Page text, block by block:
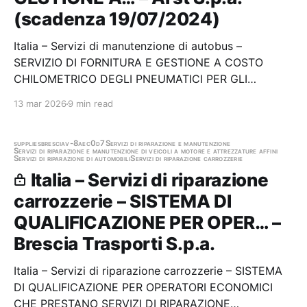
(scadenza 19/07/2024)
Italia – Servizi di manutenzione di autobus –
SERVIZIO DI FORNITURA E GESTIONE A COSTO
CHILOMETRICO DEGLI PNEUMATICI PER GLI
13 mar 2026 9 min read
suppliesbresciav-8aec0d7Servizi di riparazione e manutenzione
Servizi di riparazione e manutenzione di veicoli a motore e attrezzature affini
Servizi di riparazione di automobiliServizi di riparazione carrozzerie
Italia – Servizi di riparazione
carrozzerie – SISTEMA DI
QUALIFICAZIONE PER OPER… –
Brescia Trasporti S.p.a.
Italia – Servizi di riparazione carrozzerie – SISTEMA
DI QUALIFICAZIONE PER OPERATORI ECONOMICI
CHE PRESTANO SERVIZI DI RIPARAZIONE